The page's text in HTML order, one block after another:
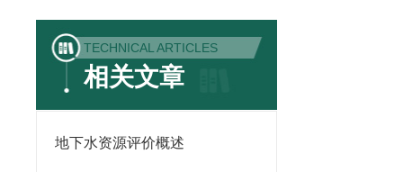
TECHNICAL ARTICLES
相关文章
地下水资源评价概述